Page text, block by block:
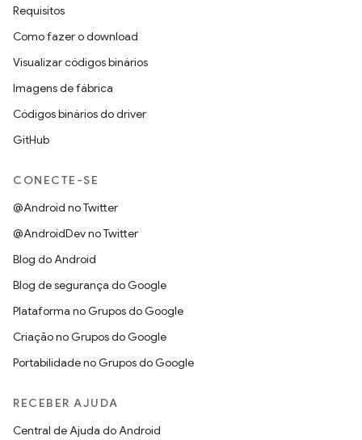
Requisitos
Como fazer o download
Visualizar códigos binários
Imagens de fábrica
Códigos binários do driver
GitHub
CONECTE-SE
@Android no Twitter
@AndroidDev no Twitter
Blog do Android
Blog de segurança do Google
Plataforma no Grupos do Google
Criação no Grupos do Google
Portabilidade no Grupos do Google
RECEBER AJUDA
Central de Ajuda do Android